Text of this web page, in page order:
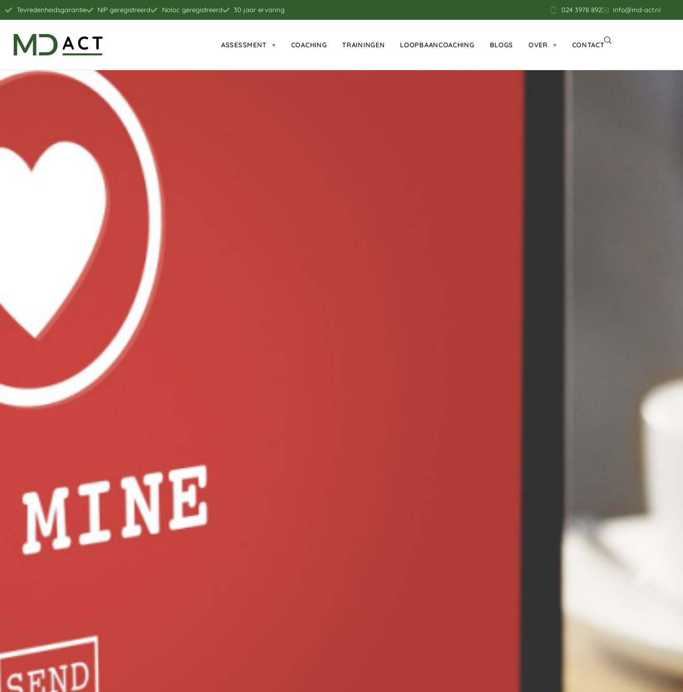
Tevredenheidsgarantie NIP geregistreerd Noloc geregistreerd 30 jaar ervaring 024 3978 892 info@md-act.nl
ASSESSMENT COACHING TRAININGEN LOOPBAANCOACHING BLOGS OVER CONTACT